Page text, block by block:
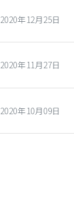
2020年12月25日
2020年11月27日
2020年10月09日